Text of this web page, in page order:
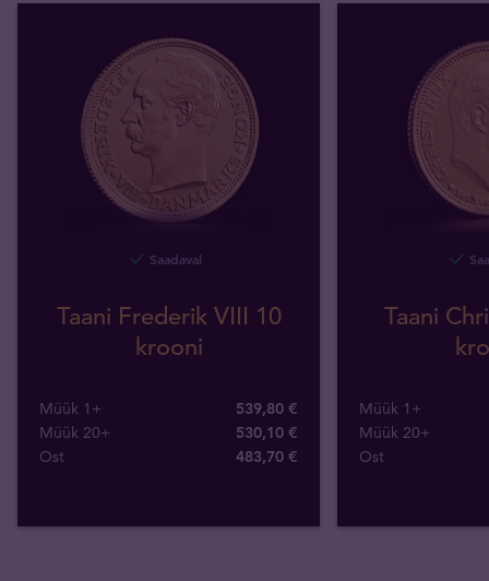
Saadaval
Taani Frederik VIII 10
krooni
Müük 1+
539,80 €
Müük 20+
530,10 €
Ost
483,70 €
Taani
Müük 1+
Müük 20+
Ost